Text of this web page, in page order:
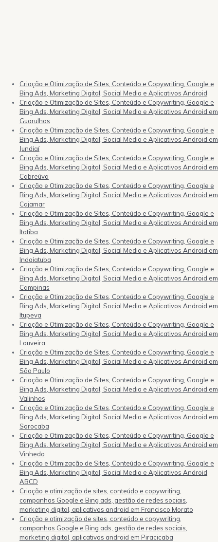
Criação e Otimização de Sites, Conteúdo e Copywriting, Google e
Bing Ads, Marketing Digital, Social Media e Aplicativos Android
Criação e Otimização de Sites, Conteúdo e Copywriting, Google e
Bing Ads, Marketing Digital, Social Media e Aplicativos Android em
Guarulhos
Criação e Otimização de Sites, Conteúdo e Copywriting, Google e
Bing Ads, Marketing Digital, Social Media e Aplicativos Android em
Jundiaí
Criação e Otimização de Sites, Conteúdo e Copywriting, Google e
Bing Ads, Marketing Digital, Social Media e Aplicativos Android em
Cabreúva
Criação e Otimização de Sites, Conteúdo e Copywriting, Google e
Bing Ads, Marketing Digital, Social Media e Aplicativos Android em
Cajamar
Criação e Otimização de Sites, Conteúdo e Copywriting, Google e
Bing Ads, Marketing Digital, Social Media e Aplicativos Android em
Itatiba
Criação e Otimização de Sites, Conteúdo e Copywriting, Google e
Bing Ads, Marketing Digital, Social Media e Aplicativos Android em
Indaiatuba
Criação e Otimização de Sites, Conteúdo e Copywriting, Google e
Bing Ads, Marketing Digital, Social Media e Aplicativos Android em
Campinas
Criação e Otimização de Sites, Conteúdo e Copywriting, Google e
Bing Ads, Marketing Digital, Social Media e Aplicativos Android em
Itupeva
Criação e Otimização de Sites, Conteúdo e Copywriting, Google e
Bing Ads, Marketing Digital, Social Media e Aplicativos Android em
Louveira
Criação e Otimização de Sites, Conteúdo e Copywriting, Google e
Bing Ads, Marketing Digital, Social Media e Aplicativos Android em
São Paulo
Criação e Otimização de Sites, Conteúdo e Copywriting, Google e
Bing Ads, Marketing Digital, Social Media e Aplicativos Android em
Valinhos
Criação e Otimização de Sites, Conteúdo e Copywriting, Google e
Bing Ads, Marketing Digital, Social Media e Aplicativos Android em
Sorocaba
Criação e Otimização de Sites, Conteúdo e Copywriting, Google e
Bing Ads, Marketing Digital, Social Media e Aplicativos Android em
Vinhedo
Criação e Otimização de Sites, Conteúdo e Copywriting, Google e
Bing Ads, Marketing Digital, Social Media e Aplicativos Android
ABCD
Criação e otimização de sites, conteúdo e copywriting,
campanhas Google e Bing ads, gestão de redes sociais,
marketing digital, aplicativos android em Francisco Morato
Criação e otimização de sites, conteúdo e copywriting,
campanhas Google e Bing ads, gestão de redes sociais,
marketing digital, aplicativos android em Piracicaba